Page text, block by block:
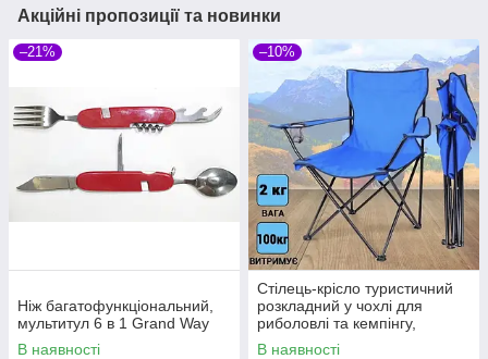
Акційні пропозиції та новинки
–21%
Ніж багатофункціональний,
мультитул 6 в 1 Grand Way
В наявності
–10%
Стілець-крісло туристичний
розкладний у чохлі для
риболовлі та кемпінгу,
80×40×40 см,
В наявності